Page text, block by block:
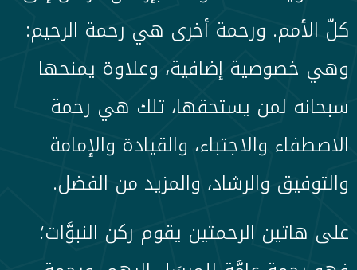
كلّ الأمم. ورحمة أخرى هي رحمة الرحيم:
وهي خصوصية إضافية، وعلاوة يمنحها
سبحانه لمن يستحقها، تلك هي رحمة
الاصطفاء والاجتباء، والقيادة والإمامة
والتوفيق والرشاد، والمزيد من الفضل.
على هاتين الرحمتين يقوم ركن النبوَّات؛